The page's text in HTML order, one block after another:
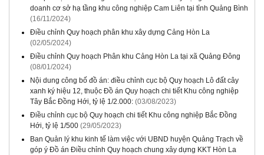
doanh cơ sở hạ tầng khu công nghiệp Cam Liên tại tỉnh Quảng Bình
(16/11/2024)
Điều chỉnh Quy hoạch phân khu xây dựng Cảng Hòn La
(02/05/2024)
Điều chỉnh Quy hoạch Phân khu Cảng Hòn La tại xã Quảng Đông
(08/01/2024)
Nội dung công bố đồ án: điều chỉnh cục bộ Quy hoạch Lô đất cây
xanh ký hiệu 12, thuộc Đồ án Quy hoạch chi tiết Khu công nghiệp
Tây Bắc Đồng Hới, tỷ lệ 1/2.000: (03/08/2023)
Điều chỉnh cục bộ Quy hoạch chi tiết Khu công nghiệp Bắc Đồng
Hới, tỷ lệ 1/500 (29/05/2023)
Ban Quản lý khu kinh tế làm việc với UBND huyện Quảng Trạch về
góp ý Đồ án Điều chỉnh Quy hoạch chung xây dựng KKT Hòn La